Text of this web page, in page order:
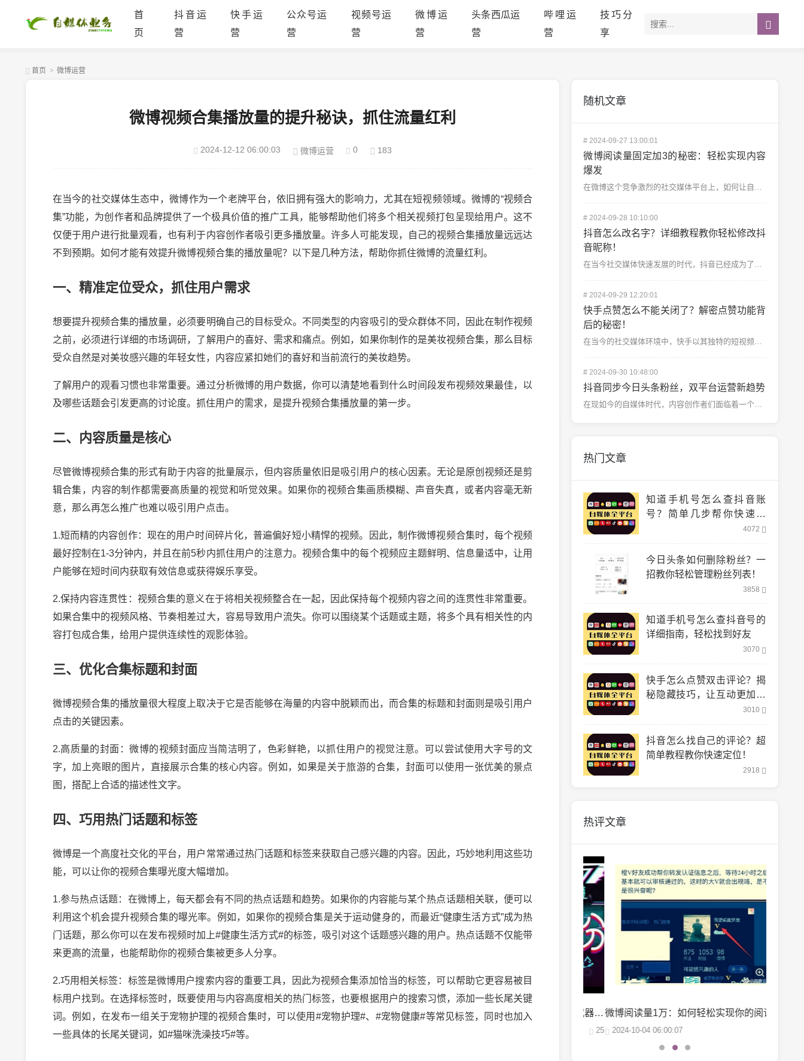
首
页
抖音运
营
快手运
营
公众号运
营
视频号运
营
微博运
营
头条西瓜运
营
哔哩运
营
技巧分
享
首页 > 微博运营
微博视频合集播放量的提升秘诀，抓住流量红利
2024-12-12 06:00:03 微博运营 0 183
在当今的社交媒体生态中，微博作为一个老牌平台，依旧拥有强大的影响力，尤其在短视频领域。微博的“视频合
集”功能，为创作者和品牌提供了一个极具价值的推广工具，能够帮助他们将多个相关视频打包呈现给用户。这不
仅便于用户进行批量观看，也有利于内容创作者吸引更多播放量。许多人可能发现，自己的视频合集播放量远远达
不到预期。如何才能有效提升微博视频合集的播放量呢？以下是几种方法，帮助你抓住微博的流量红利。
一、精准定位受众，抓住用户需求
想要提升视频合集的播放量，必须要明确自己的目标受众。不同类型的内容吸引的受众群体不同，因此在制作视频
之前，必须进行详细的市场调研，了解用户的喜好、需求和痛点。例如，如果你制作的是美妆视频合集，那么目标
受众自然是对美妆感兴趣的年轻女性，内容应紧扣她们的喜好和当前流行的美妆趋势。
了解用户的观看习惯也非常重要。通过分析微博的用户数据，你可以清楚地看到什么时间段发布视频效果最佳，以
及哪些话题会引发更高的讨论度。抓住用户的需求，是提升视频合集播放量的第一步。
二、内容质量是核心
尽管微博视频合集的形式有助于内容的批量展示，但内容质量依旧是吸引用户的核心因素。无论是原创视频还是剪
辑合集，内容的制作都需要高质量的视觉和听觉效果。如果你的视频合集画质模糊、声音失真，或者内容毫无新
意，那么再怎么推广也难以吸引用户点击。
1.短而精的内容创作：现在的用户时间碎片化，普遍偏好短小精悍的视频。因此，制作微博视频合集时，每个视频
最好控制在1-3分钟内，并且在前5秒内抓住用户的注意力。视频合集中的每个视频应主题鲜明、信息量适中，让用
户能够在短时间内获取有效信息或获得娱乐享受。
2.保持内容连贯性：视频合集的意义在于将相关视频整合在一起，因此保持每个视频内容之间的连贯性非常重要。
如果合集中的视频风格、节奏相差过大，容易导致用户流失。你可以围绕某个话题或主题，将多个具有相关性的内
容打包成合集，给用户提供连续性的观影体验。
三、优化合集标题和封面
微博视频合集的播放量很大程度上取决于它是否能够在海量的内容中脱颖而出，而合集的标题和封面则是吸引用户
点击的关键因素。
2.高质量的封面：微博的视频封面应当简洁明了，色彩鲜艳，以抓住用户的视觉注意。可以尝试使用大字号的文
字，加上亮眼的图片，直接展示合集的核心内容。例如，如果是关于旅游的合集，封面可以使用一张优美的景点
图，搭配上合适的描述性文字。
四、巧用热门话题和标签
微博是一个高度社交化的平台，用户常常通过热门话题和标签来获取自己感兴趣的内容。因此，巧妙地利用这些功
能，可以让你的视频合集曝光度大幅增加。
1.参与热点话题：在微博上，每天都会有不同的热点话题和趋势。如果你的内容能与某个热点话题相关联，便可以
利用这个机会提升视频合集的曝光率。例如，如果你的视频合集是关于运动健身的，而最近“健康生活方式”成为热
门话题，那么你可以在发布视频时加上#健康生活方式#的标签，吸引对这个话题感兴趣的用户。热点话题不仅能带
来更高的流量，也能帮助你的视频合集被更多人分享。
2.巧用相关标签：标签是微博用户搜索内容的重要工具，因此为视频合集添加恰当的标签，可以帮助它更容易被目
标用户找到。在选择标签时，既要使用与内容高度相关的热门标签，也要根据用户的搜索习惯，添加一些长尾关键
词。例如，在发布一组关于宠物护理的视频合集时，可以使用#宠物护理#、#宠物健康#等常见标签，同时也加入
一些具体的长尾关键词，如#猫咪洗澡技巧#等。
随机文章
#2024-09-27 13:00:01
微博阅读量固定加3的秘密：轻松实现内容
爆发
在微博这个竞争激烈的社交媒体平台上，如何让自己的内容脱颖而出，吸引大量用户关注，一直是许多用户和企业...
#2024-09-28 10:10:00
抖音怎么改名字？详细教程教你轻松修改抖
音昵称！
在当今社交媒体快速发展的时代，抖音已经成为了人们日常生活中不可或缺的一部分。不论你是分享生活点滴、展...
#2024-09-29 12:20:01
快手点赞怎么不能关闭了？解密点赞功能背
后的秘密！
在当今的社交媒体环境中，快手以其独特的短视频内容和丰富的互动形式深受用户喜爱。而在快手的互动功能中，...
#2024-09-30 10:48:00
抖音同步今日头条粉丝，双平台运营新趋势
在现如今的自媒体时代，内容创作者们面临着一个共同的难题：如何在多个平台之间更高效地管理自己的粉丝群体...
热门文章
知道手机号怎么查抖音账
号？简单几步帮你快速找
4072
今日头条如何删除粉丝？一
招教你轻松管理粉丝列表！
3858
知道手机号怎么查抖音号的
详细指南，轻松找到好友
3070
快手怎么点赞双击评论？揭
秘隐藏技巧，让互动更加轻
3010
抖音怎么找自己的评论？超
简单教程教你快速定位！
2918
热评文章
微头条展现多少正常？揭秘提升展现量的秘诀
2024-10-03 20:24:00
微博阅读量1万：如何轻松实现你的阅读量突破？
2024-10-04 06:00:07